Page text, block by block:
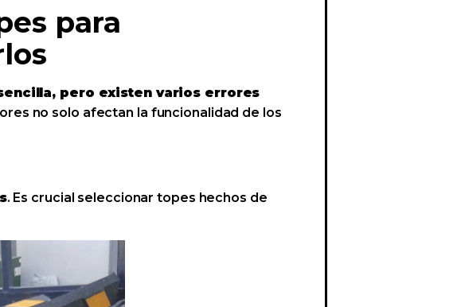
para
pero existen varios errores
no solo afectan la funcionalidad de los
. Es crucial seleccionar topes hechos de